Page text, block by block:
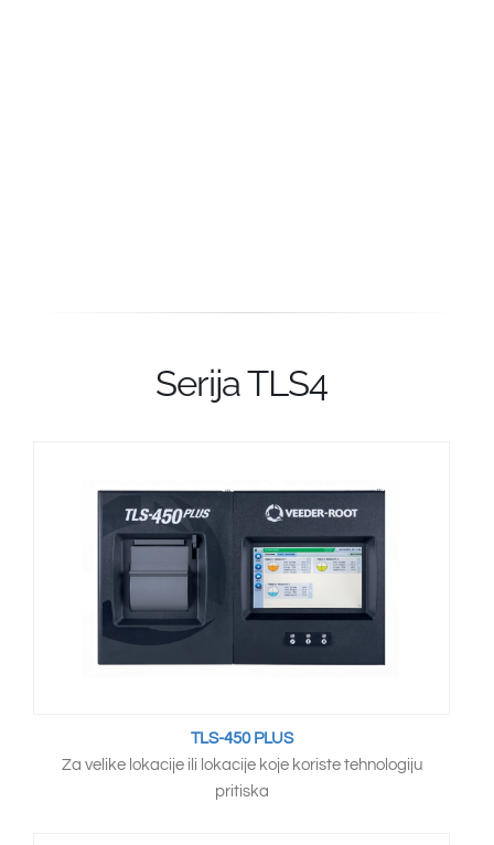
Serija TLS4
TLS-450 PLUS
Za velike lokacije ili lokacije koje koriste tehnologiju
pritiska